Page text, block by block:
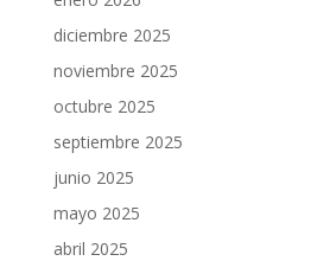
diciembre 2025
noviembre 2025
octubre 2025
septiembre 2025
junio 2025
mayo 2025
abril 2025